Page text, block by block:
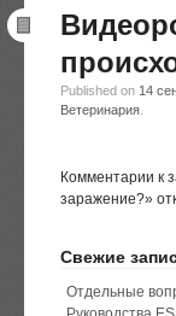
Published on 14
Ветеринария
Комментарии к
заражение?»
Свежие
Отдельные